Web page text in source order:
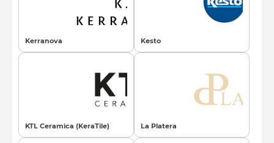
Kerranova Kesto
KTL Ceramica (KeraTile) La Platera